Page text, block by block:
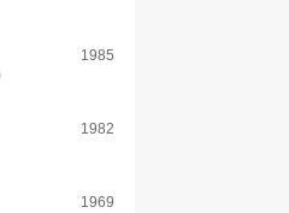
1985
1982
1969